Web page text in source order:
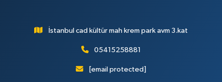
İstanbul cad kültür mah krem park avm 3.kat
05415258881
[email protected]